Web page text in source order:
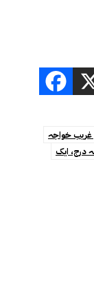
غریب خواجہ
درج، ایک